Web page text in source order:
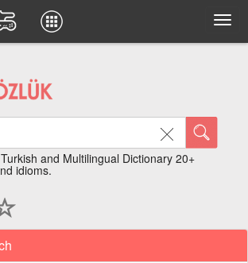
and Multilingual Dictionary 20+
idioms.